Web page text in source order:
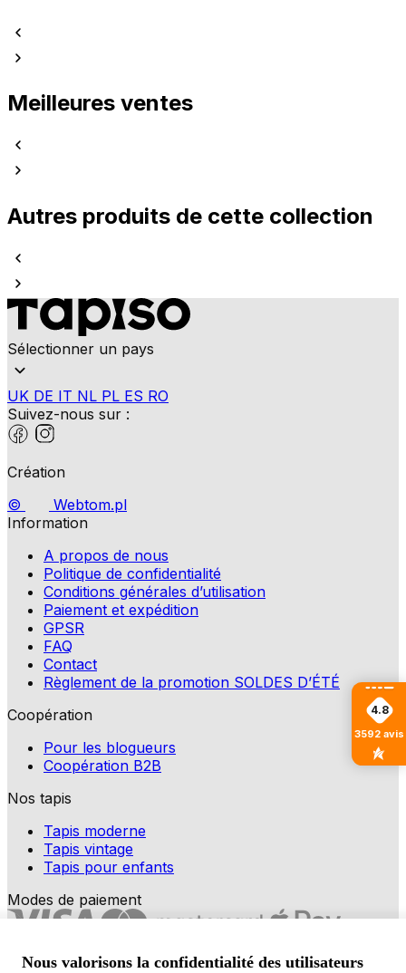
Meilleures ventes
Autres produits de cette collection
Sélectionner un pays
UK DE IT NL PL ES RO
Suivez-nous sur :
Création
©
Webtom.pl
Information
A propos de nous
Politique de confidentialité
Conditions générales d’utilisation
Paiement et expédition
GPSR
FAQ
Contact
Règlement de la promotion SOLDES D’ÉTÉ
Coopération
Pour les blogueurs
Coopération B2B
Nos tapis
Tapis moderne
Tapis vintage
Tapis pour enfants
Modes de paiement
4.8
3592 avis
Nous valorisons la confidentialité des utilisateurs